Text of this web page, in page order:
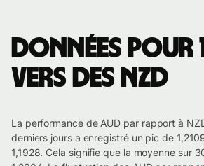
Données pour
vers des NZD
La performance de AUD par rapport à
derniers jours a enregistré un pic de
1,1928. Cela signifie que la moyenne sur